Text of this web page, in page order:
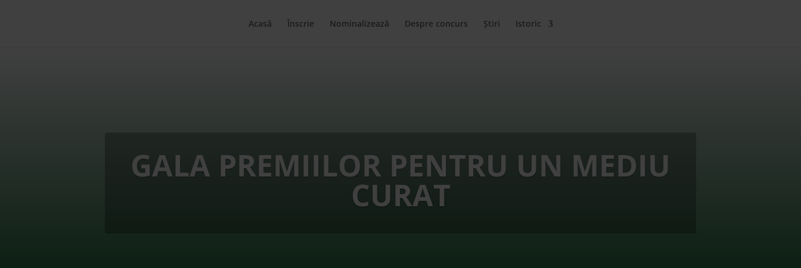
Acasă Înscrie Nominalizează Despre concurs Știri Istoric
GALA PREMIILOR PENTRU UN MEDIU
CURAT